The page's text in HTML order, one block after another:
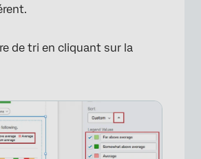
de tri en cliquant sur la